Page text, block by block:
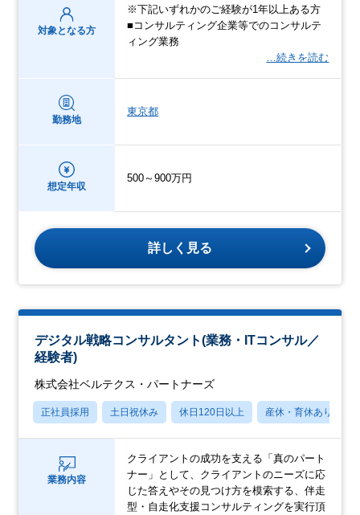
対象となる方
※下記いずれかのご経験が1年以上ある方
■コンサルティング企業等でのコンサルテ
ィング業務
…続きを読む
勤務地
東京都
想定年収
500～900万円
詳しく見る
デジタル戦略コンサルタント(業務・ITコンサル／
経験者)
株式会社ベルテクス・パートナーズ
正社員採用 土日祝休み 休日120日以上 産休・育休あり
業務内容
クライアントの成功を支える「真のパート
ナー」として、クライアントのニーズに応
じた答えやその見つけ方を模索する、伴走
型・自走化支援コンサルティングを実行頂